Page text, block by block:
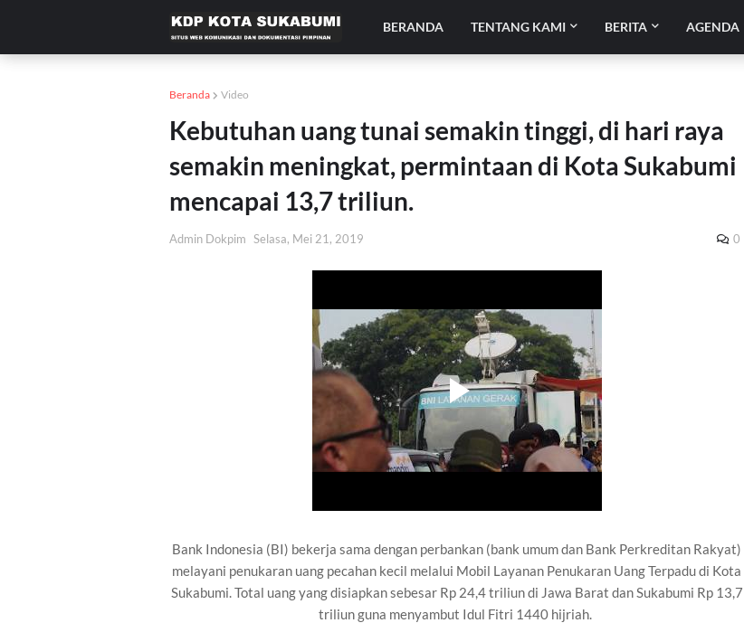
BERANDA TENTANG KAMI BERITA AGENDA
Beranda Video
Kebutuhan uang tunai semakin tinggi, di hari raya
semakin meningkat, permintaan di Kota Sukabumi
mencapai 13,7 triliun.
Admin Dokpim Selasa, Mei 21, 2019 0
Bank Indonesia (BI) bekerja sama dengan perbankan (bank umum dan Bank Perkreditan Rakyat)
melayani penukaran uang pecahan kecil melalui Mobil Layanan Penukaran Uang Terpadu di Kota
Sukabumi. Total uang yang disiapkan sebesar Rp 24,4 triliun di Jawa Barat dan Sukabumi Rp 13,7
triliun guna menyambut Idul Fitri 1440 hijriah.